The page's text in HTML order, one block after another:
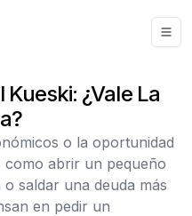
¿Vale La
o la oportunidad
como abrir un pequeño
saldar una deuda más
en pedir un